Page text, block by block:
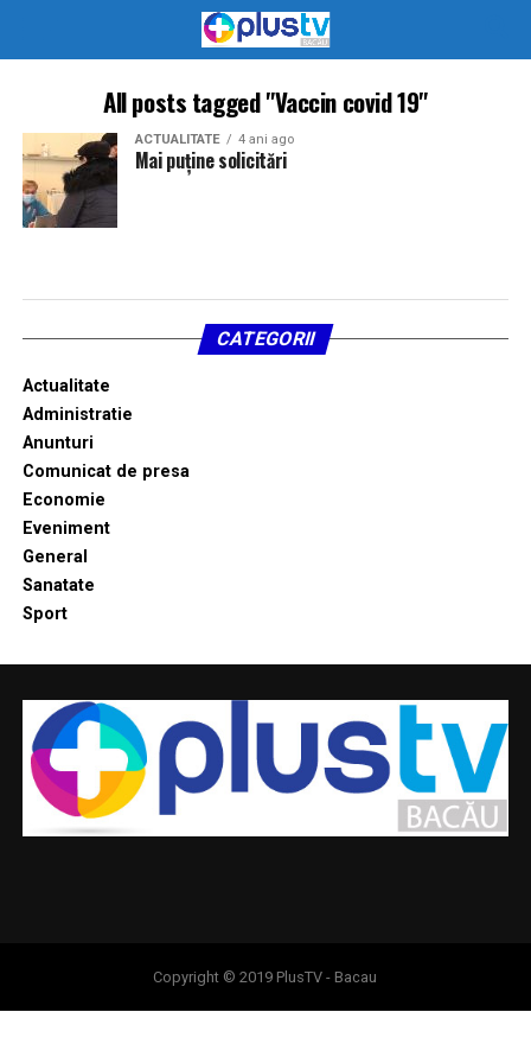
All posts tagged "Vaccin covid 19"
ACTUALITATE 4 ani ago
Mai puține solicitări
CATEGORII
Actualitate
Administratie
Anunturi
Comunicat de presa
Economie
Eveniment
General
Sanatate
Sport
Copyright © 2019 PlusTV - Bacau